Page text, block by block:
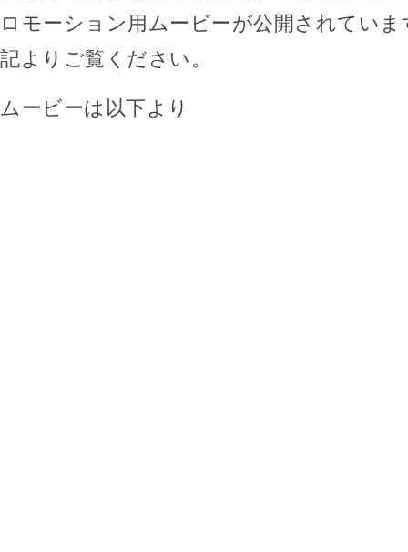
ロモーション用ムービーが公開されてい
記よりご覧ください。
ムービーは以下より